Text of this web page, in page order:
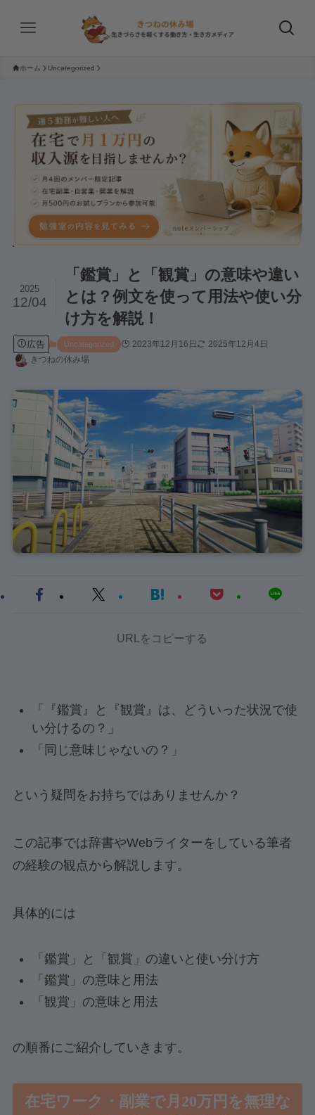
ホーム Uncategorized
「鑑賞」と「観賞」の意味や違い
とは？例文を使って用法や使い分
け方を解説！
2025
12/04
広告 Uncategorized 2023年12月16日
2025年12月4日
きつねの休み場
URLをコピーする
「『鑑賞』と『観賞』は、どういった状況で使
い分けるの？」
「同じ意味じゃないの？」
という疑問をお持ちではありませんか？
この記事では辞書やWebライターをしている筆者
の経験の観点から解説します。
具体的には
「鑑賞」と「観賞」の違いと使い分け方
「鑑賞」の意味と用法
「観賞」の意味と用法
の順番にご紹介していきます。
在宅ワーク・副業で月20万円を無理な